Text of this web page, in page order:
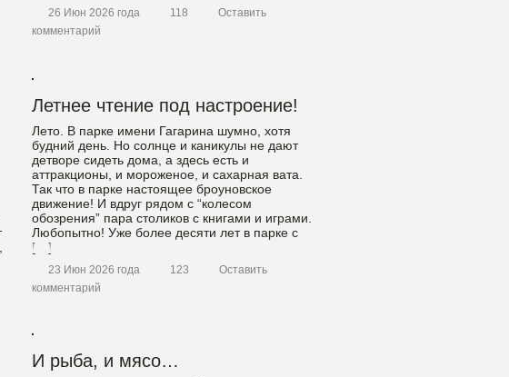
26 Июн 2026 года 118
Оставить
комментарий
Летнее чтение под настроение!
Лето. В парке имени Гагарина шумно, хотя
будний день. Но солнце и каникулы не дают
детворе сидеть дома, а здесь есть и
аттракционы, и мороженое, и сахарная вата.
Так что в парке настоящее броуновское
движение! И вдруг рядом с “колесом
обозрения” пара столиков с книгами и играми.
Любопытно! Уже более десяти лет в парке с
[…]
23 Июн 2026 года 123
Оставить
комментарий
И рыба, и мясо…